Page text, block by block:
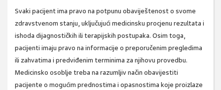
Svaki pacijent ima pravo na potpunu obaviještenost o svome
zdravstvenom stanju, uključujući medicinsku procjenu rezultata i
ishoda dijagnostičkih ili terapijskih postupaka. Osim toga,
pacijenti imaju pravo na informacije o preporučenim pregledima
ili zahvatima i predviđenim terminima za njihovu provedbu.
Medicinsko osoblje treba na razumljiv način obavijestiti
pacijente o mogućim prednostima i opasnostima koje proizlaze